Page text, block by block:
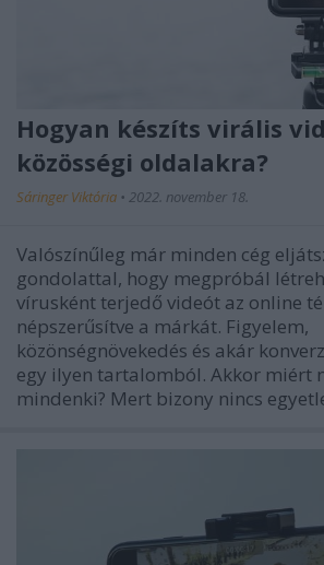
Hogyan készíts virális
közösségi oldalakra?
Sáringer Viktória • 2022. november 18.
Valószínűleg már minden cég
gondolattal, hogy megpróbál
vírusként terjedő videót az online
népszerűsítve a márkát. Figyelem,
közönségnövekedés és akár
egy ilyen tartalomból. Akkor miért
mindenki? Mert bizony nincs